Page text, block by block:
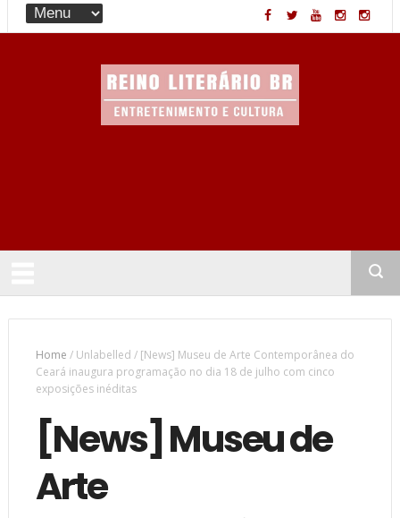
Home /Unlabelled / [News] Museu de Arte Contemporânea do
Ceará inaugura programação no dia 18 de julho com cinco
exposições inéditas
[News] Museu de
Arte